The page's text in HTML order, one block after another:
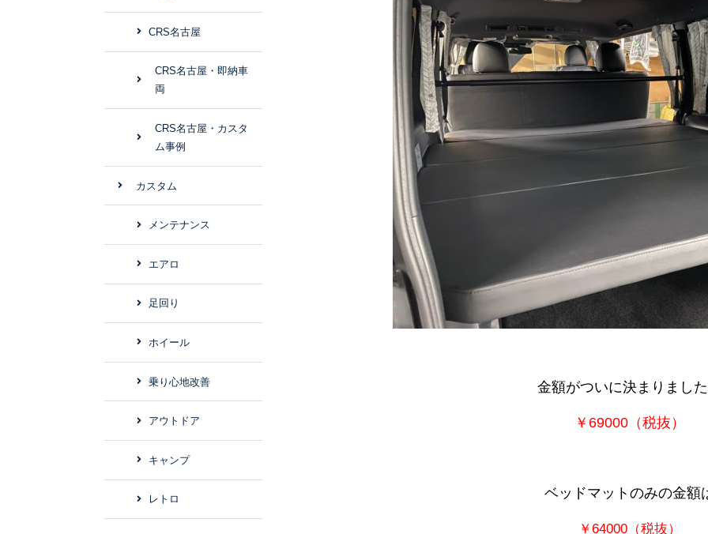
金額がついに決まりまし
￥69000（税抜）
ベッドマットのみの金額
￥64000（税抜）
CRS名古屋
CRS名古屋・即納車
両
CRS名古屋・カスタ
ム事例
カスタム
メンテナンス
エアロ
足回り
ホイール
乗り心地改善
アウトドア
キャンプ
レトロ